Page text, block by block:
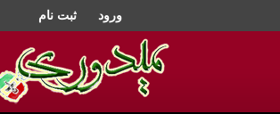
ورود ثبت نام